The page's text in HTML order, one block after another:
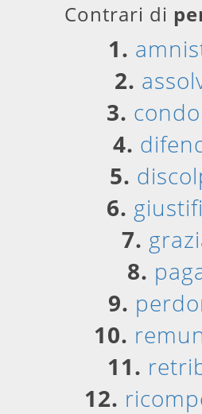
Contrari di
1.
2.
3.
4.
5.
6.
7.
8.
9.
10.
11.
12.